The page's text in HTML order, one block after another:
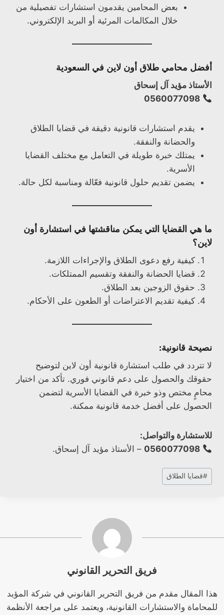
بعض المحامين يقدمون استشارات تفصيلية من
خلال المكالمات المرئية أو البريد الإلكتروني.
أفضل محامي طلاق أون لاين في السعودية
الأستاذ مؤيد آل إسحاق
0560077098
يقدم استشارات قانونية دقيقة في قضايا الطلاق
والحضانة والنفقة.
يمتلك خبرة طويلة في التعامل مع مختلف القضايا
الأسرية.
يضمن تقديم حلول قانونية فعّالة ومناسبة لكل حالة.
ما هي القضايا التي يمكن مناقشتها في استشارة أون
لاين؟
كيفية رفع دعوى الطلاق والإجراءات اللازمة.
قضايا الحضانة والنفقة وتقسيم الممتلكات.
حقوق الزوجين بعد الطلاق.
كيفية تقديم الاعتراضات أو الطعون على الأحكام.
نصيحة قانونية:
لا تتردد في طلب استشارة قانونية أون لاين لتوضيح
حقوقك والحصول على دعم قانوني فوري. تأكد من اختيار
محامٍ مختص وذو خبرة في القضايا الأسرية لتضمن
الحصول على أفضل خدمة قانونية ممكنة.
للاستشارة والتواصل:
0560077098 – الأستاذ مؤيد آل إسحاق.
وسوم
المقال:
#قضايا الطلاق
فريق التحرير القانوني
هذا المقال مقدم من فريق التحرير القانوني في شركة المؤيد
للمحاماة والاستشارات القانونية، ويعتمد على مراجعة الأنظمة